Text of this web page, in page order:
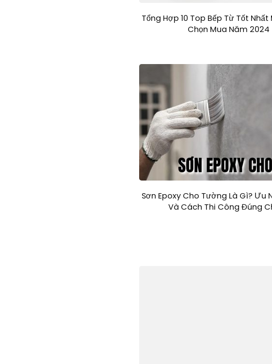
Tổng Hợp 10 Top Bếp Từ Tốt Nhất
Chọn Mua Năm 2024
Sơn Epoxy Cho Tường Là Gì? Ưu
Và Cách Thi Công Đúng